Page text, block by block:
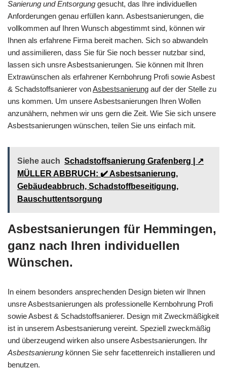
Sanierung und Entsorgung gesucht, das Ihre individuellen
Anforderungen genau erfüllen kann. Asbestsanierungen, die
vollkommen auf Ihren Wunsch abgestimmt sind, können wir
Ihnen als erfahrene Firma bereit machen. Sich so abwandeln
und assimilieren, dass Sie für Sie noch besser nutzbar sind,
lassen sich unsre Asbestsanierungen. Sie können mit Ihren
Extrawünschen als erfahrener Kernbohrung Profi sowie Asbest
& Schadstoffsanierer vonAsbestsanierung auf der der Stelle zu
uns kommen. Um unsere Asbestsanierungen Ihren Wollen
anzunähern, nehmen wir uns gern die Zeit. Wie Sie sich unsere
Asbestsanierungen wünschen, teilen Sie uns einfach mit.
Siehe auch Schadstoffsanierung Grafenberg | ↗️
MÜLLER ABBRUCH: ✔️ Asbestsanierung,
Gebäudeabbruch, Schadstoffbeseitigung,
Bauschuttentsorgung
Asbestsanierungen für Hemmingen,
ganz nach Ihren individuellen
Wünschen.
In einem besonders ansprechenden Design bieten wir Ihnen
unsre Asbestsanierungen als professionelle Kernbohrung Profi
sowie Asbest & Schadstoffsanierer. Design mit Zweckmäßigkeit
ist in unserem Asbestsanierung vereint. Speziell zweckmäßig
und überzeugend wirken also unsere Asbestsanierungen. Ihr
Asbestsanierung können Sie sehr facettenreich installieren und
benutzen.